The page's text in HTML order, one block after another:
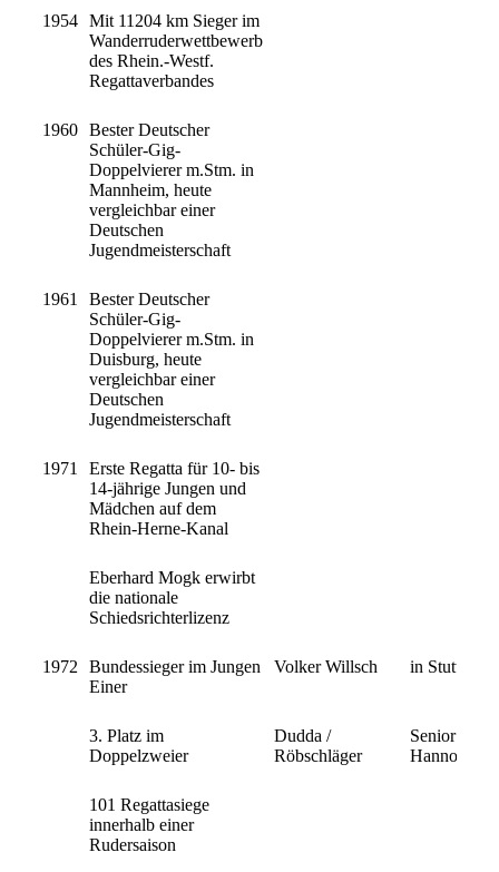
1954 Mit 11204 km Sieger im
Wanderruderwettbewerb
des Rhein.-Westf.
Regattaverbandes
1960 Bester Deutscher
Schüler-Gig-
Doppelvierer m.Stm. in
Mannheim, heute
vergleichbar einer
Deutschen
Jugendmeisterschaft
1961
Bester Deutscher
Schüler-Gig-
Doppelvierer m.Stm. in
Duisburg, heute
vergleichbar einer
Deutschen
Jugendmeisterschaft
1971
Erste Regatta für 10- bis
14-jährige Jungen und
Mädchen auf dem
Rhein-Herne-Kanal
Eberhard Mogk erwirbt
die nationale
Schiedsrichterlizenz
1972
Bundessieger im Jungen
Einer
Volker Willsch in Stuttgart
3. Platz im
Doppelzweier
Dudda /
Röbschläger
Senior B-
Hannover
101 Regattasiege
innerhalb einer
Rudersaison